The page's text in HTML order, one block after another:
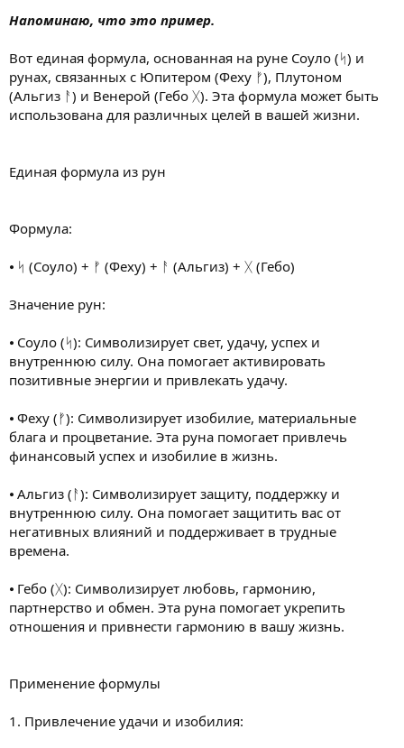
Напоминаю, что это пример.
Вот единая формула, основанная на руне Соуло (ᛋ) и
рунах, связанных с Юпитером (Феху ᚠ), Плутоном
(Альгиз ᚨ) и Венерой (Гебо ᚷ). Эта формула может быть
использована для различных целей в вашей жизни.
Единая формула из рун
Формула:
⦁ ᛋ (Соуло) + ᚠ (Феху) + ᚨ (Альгиз) + ᚷ (Гебо)
Значение рун:
⦁ Соуло (ᛋ): Символизирует свет, удачу, успех и
внутреннюю силу. Она помогает активировать
позитивные энергии и привлекать удачу.
⦁ Феху (ᚠ): Символизирует изобилие, материальные
блага и процветание. Эта руна помогает привлечь
финансовый успех и изобилие в жизнь.
⦁ Альгиз (ᚨ): Символизирует защиту, поддержку и
внутреннюю силу. Она помогает защитить вас от
негативных влияний и поддерживает в трудные
времена.
⦁ Гебо (ᚷ): Символизирует любовь, гармонию,
партнерство и обмен. Эта руна помогает укрепить
отношения и привнести гармонию в вашу жизнь.
Применение формулы
1. Привлечение удачи и изобилия: